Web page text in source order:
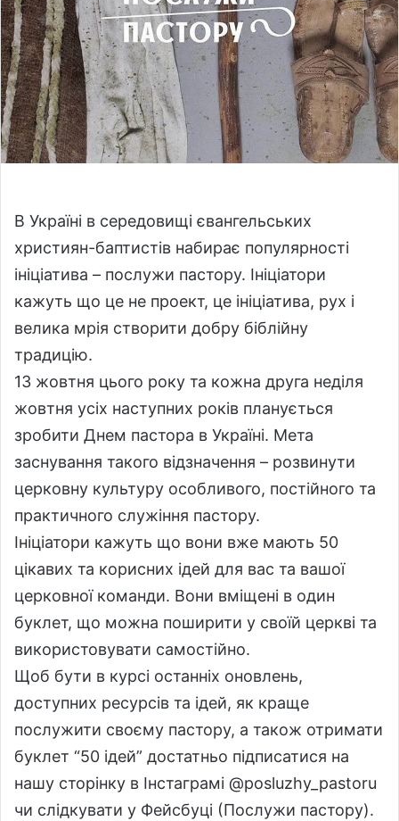
n
X
m
a
i
В Україні в середовищі євангельських
християн-баптистів набирає популярності
ініціатива – послужи пастору. Ініціатори
кажуть що це не проект, це ініціатива, рух і
велика мрія створити добру біблійну
традицію.
13 жовтня цього року та кожна друга неділя
жовтня усіх наступних років планується
зробити Днем пастора в Україні. Мета
заснування такого відзначення – розвинути
церковну культуру особливого, постійного та
практичного служіння пастору.
Ініціатори кажуть що вони вже мають 50
цікавих та корисних ідей для вас та вашої
церковної команди. Вони вміщені в один
буклет, що можна поширити у своїй церкві та
використовувати самостійно.
Щоб бути в курсі останніх оновлень,
доступних ресурсів та ідей, як краще
послужити своєму пастору, а також отримати
буклет “50 ідей” достатньо підписатися на
нашу сторінку в Інстаграмі @posluzhy_pastoru
чи слідкувати у Фейсбуці (Послужи пастору).